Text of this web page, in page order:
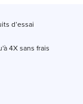
d’essai
4X sans frais